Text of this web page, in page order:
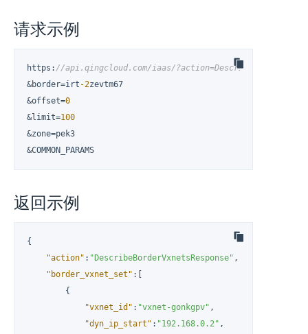
请求示例
https : //api.qingcloud.com/iaas/
&border=irt -2zevtm67
&offset=0
&limit=100
&zone=pek3
&COMMON_PARAMS
返回示例
{
"action" : "DescribeBorderVxnetsResponse" ,
"border_vxnet_set" :
{
"vxnet_id" : "vxnet-gonkgpv" ,
"dyn_ip_start" : "192.168.0.2" ,